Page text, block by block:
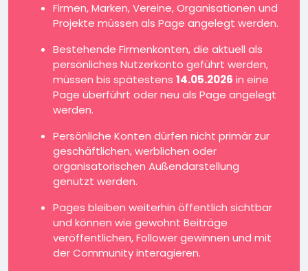
Firmen, Marken, Vereine, Organisationen und
Projekte müssen als Page angelegt werden.
Bestehende Firmenkonten, die aktuell als
persönliches Nutzerkonto geführt werden,
müssen bis spätestens 14.05.2026 in eine
Page überführt oder neu als Page angelegt
werden.
Persönliche Konten dürfen nicht primär zur
geschäftlichen, werblichen oder
organisatorischen Außendarstellung
genutzt werden.
Pages bleiben weiterhin öffentlich sichtbar
und können wie gewohnt Beiträge
veröffentlichen, Follower gewinnen und mit
der Community interagieren.